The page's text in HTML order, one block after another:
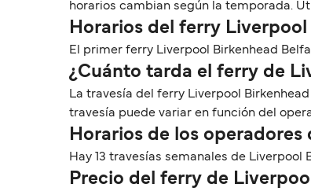
horarios cambian según la temporada.
Horarios del ferry
El primer ferry Liverpool Birkenhead
¿Cuánto tarda el ferry de
La travesía del ferry Liverpool
travesía puede variar en función del
Horarios de los
Hay 13 travesías semanales de
Precio del ferry de